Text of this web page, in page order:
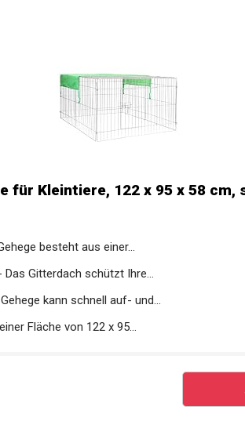
für Kleintiere, 122 x 95 x 58 cm,
besteht aus einer...
Gitterdach schützt Ihre...
kann schnell auf- und...
Fläche von 122 x 95...